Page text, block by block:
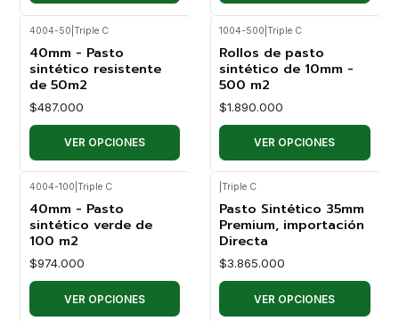
4004-50 Triple C
40mm - Pasto
sintético resistente
de 50m2
$487.000
VER OPCIONES
1004-500 Triple C
Rollos de pasto
sintético de 10mm -
500 m2
$1.890.000
VER OPCIONES
4004-100 Triple C
40mm - Pasto
sintético verde de
100 m2
$974.000
VER OPCIONES
Triple C
Pasto Sintético 35mm
Premium, importación
Directa
$3.865.000
VER OPCIONES